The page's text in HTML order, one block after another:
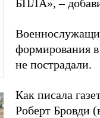
БПЛА», –
формирования
не пострадали.
Как писала
Роберт Бровди